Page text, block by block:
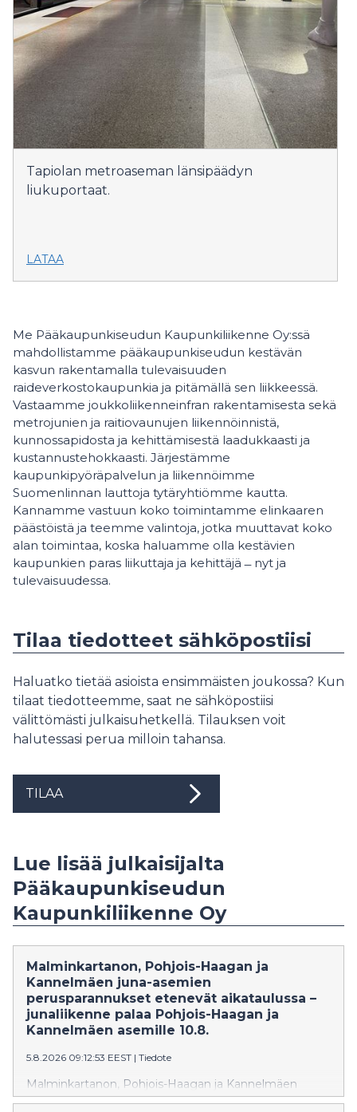
Tapiolan metroaseman länsipäädyn
liukuportaat.
LATAA
Me Pääkaupunkiseudun Kaupunkiliikenne Oy:ssä
mahdollistamme pääkaupunkiseudun kestävän
kasvun rakentamalla tulevaisuuden
raideverkostokaupunkia ja pitämällä sen liikkeessä.
Vastaamme joukkoliikenneinfran rakentamisesta sekä
metrojunien ja raitiovaunujen liikennöinnistä,
kunnossapidosta ja kehittämisestä laadukkaasti ja
kustannustehokkaasti. Järjestämme
kaupunkipyöräpalvelun ja liikennöimme
Suomenlinnan lauttoja tytäryhtiömme kautta.
Kannamme vastuun koko toimintamme elinkaaren
päästöistä ja teemme valintoja, jotka muuttavat koko
alan toimintaa, koska haluamme olla kestävien
kaupunkien paras liikuttaja ja kehittäjä ­­­­­­­­­­­ ̶­ nyt ja
tulevaisuudessa.
Tilaa tiedotteet sähköpostiisi
Haluatko tietää asioista ensimmäisten joukossa? Kun
tilaat tiedotteemme, saat ne sähköpostiisi
välittömästi julkaisuhetkellä. Tilauksen voit
halutessasi perua milloin tahansa.
TILAA
Lue lisää julkaisijalta
Pääkaupunkiseudun
Kaupunkiliikenne Oy
Malminkartanon, Pohjois-Haagan ja
Kannelmäen juna-asemien
perusparannukset etenevät aikataulussa –
junaliikenne palaa Pohjois-Haagan ja
Kannelmäen asemille 10.8.
5.8.2026 09:12:53 EEST | Tiedote
Malminkartanon, Pohjois-Haagan ja Kannelmäen
asemien perusparannukset ovat edenneet